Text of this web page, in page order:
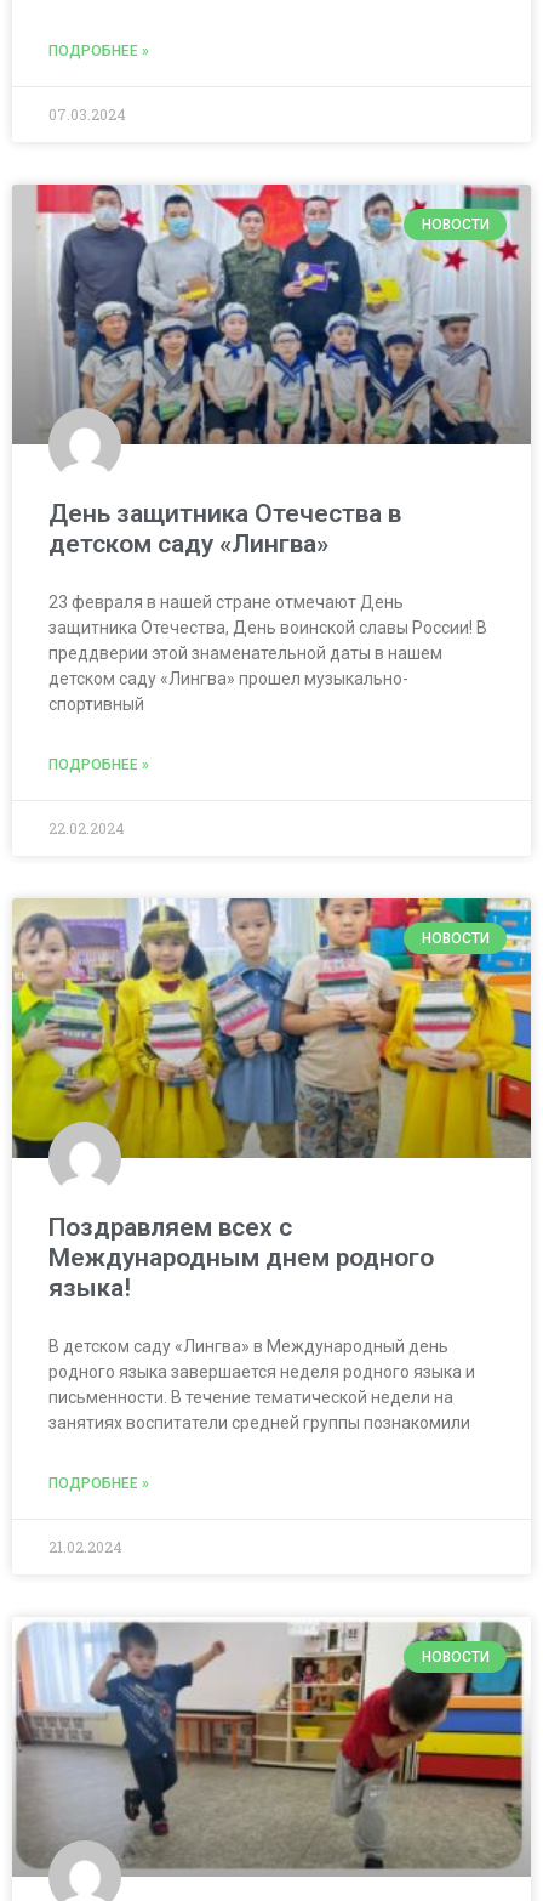
ПОДРОБНЕЕ »
07.03.2024
НОВОСТИ
День защитника Отечества в
детском саду «Лингва»
23 февраля в нашей стране отмечают День
защитника Отечества, День воинской славы России! В
преддверии этой знаменательной даты в нашем
детском саду «Лингва» прошел музыкально-
спортивный
ПОДРОБНЕЕ »
22.02.2024
НОВОСТИ
Поздравляем всех с
Международным днем родного
языка!
В детском саду «Лингва» в Международный день
родного языка завершается неделя родного языка и
письменности. В течение тематической недели на
занятиях воспитатели средней группы познакомили
ПОДРОБНЕЕ »
21.02.2024
НОВОСТИ